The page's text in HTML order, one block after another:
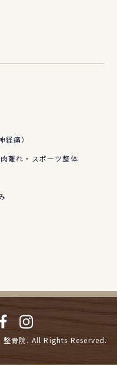
痛）
離れ・スポーツ整体
整骨院. All Rights Reserved.